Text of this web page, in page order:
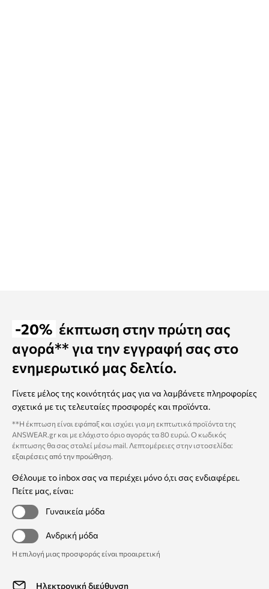
-20% έκπτωση στην πρώτη σας
αγορά** για την εγγραφή σας στο
ενημερωτικό μας δελτίο.
Γίνετε μέλος της κοινότητάς μας για να λαμβάνετε πληροφορίες
σχετικά με τις τελευταίες προσφορές και προϊόντα.
**Η έκπτωση είναι εφάπαξ και ισχύει για μη εκπτωτικά προϊόντα της
ANSWEAR.gr και με ελάχιστο όριο αγοράς τα 80 ευρώ. Ο κωδικός
έκπτωσης θα σας σταλεί μέσω mail. Λεπτομέρειες στην ιστοσελίδα:
εξαιρέσεις από την προώθηση.
Θέλουμε το inbox σας να περιέχει μόνο ό,τι σας ενδιαφέρει.
Πείτε μας, είναι:
Γυναικεία μόδα
Ανδρική μόδα
Η επιλογή μιας προσφοράς είναι προαιρετική